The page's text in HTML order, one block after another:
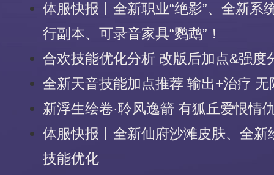
体服快报丨全新职业“绝影”、全新系
行副本、可录音家具“鹦鹉”！
合欢技能优化分析 改版后加点&强度
全新天音技能加点推荐 输出+治疗 无
新浮生绘卷·聆风逸箭 有狐丘爱恨情
体服快报丨全新仙府沙滩皮肤、全
技能优化